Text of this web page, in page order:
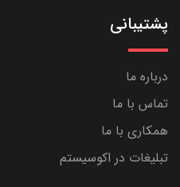
پشتیبانی
درباره ما
تماس با ما
همکاری با ما
تبلیغات در اکوسیستم